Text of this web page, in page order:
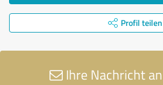
Profil teilen
Ihre Nachricht